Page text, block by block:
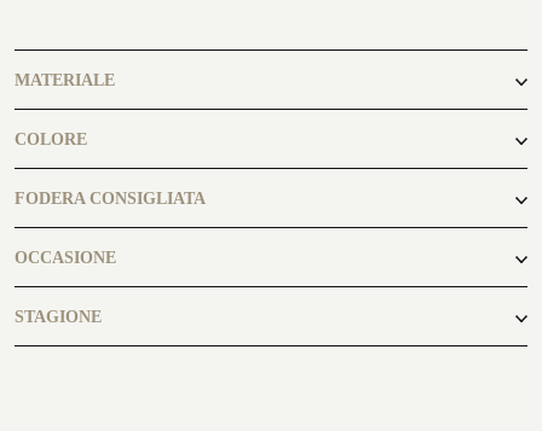
CERIMONIA
GLI ATELIER
ATELIER SAVONA
MATERIALE
86% Lana
10% Seta
4% Cashmere
COLORE
blu Napoli, blu scuro
FODERA CONSIGLIATA
Midnightblue7494
OCCASIONE
casual
STAGIONE